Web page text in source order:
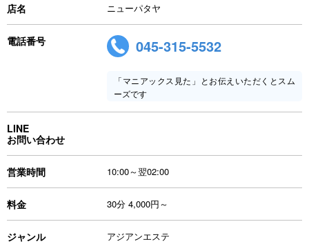
店名 ニューパタヤ
電話番号 045-315-5532
「マニアックス見た」とお伝えいただくとスム
ーズです
LINE
お問い合わせ
営業時間 10:00～翌02:00
料金 30分 4,000円～
ジャンル アジアンエステ